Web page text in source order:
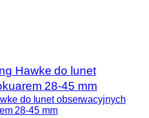
do lunet obserwacyjnych
28-45 mm